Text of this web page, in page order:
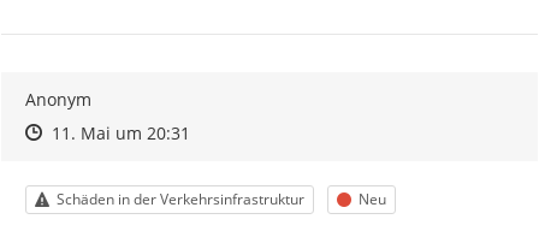
Anonym
Zeitpunkt des Erstellens
Zeitpunkt des Erstellens
11. Mai um 20:31
Kategorie
Schäden in der Verkehrsinfrastruktur Status
Neu